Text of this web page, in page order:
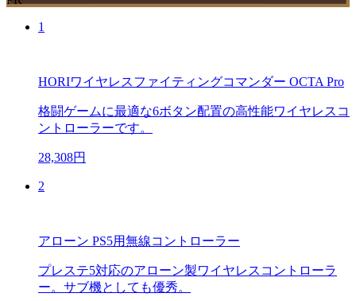
1
HORIワイヤレスファイティングコマンダー OCTA Pro
格闘ゲームに最適な6ボタン配置の高性能ワイヤレスコ
ントローラーです。
28,308円
2
アローン PS5用無線コントローラー
プレステ5対応のアローン製ワイヤレスコントローラ
ー。サブ機としても優秀。